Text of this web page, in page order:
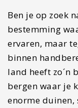
Ben je op zoek
bestemming
ervaren, maar
binnen
land heeft zo´n
bergen waar je
enorme duinen,